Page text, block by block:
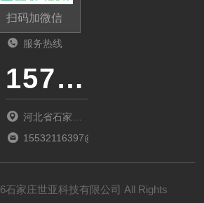
扫码加微信
服务热线
15733160197
河北省石家庄
市桥西区新石
15532116397@163.com
石家庄世亚科技有限公司 All Rights